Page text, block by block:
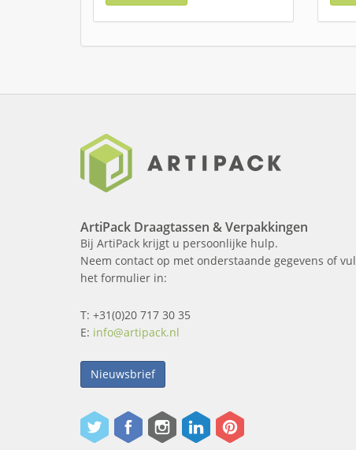
ArtiPack Draagtassen & Verpakkingen
Bij ArtiPack krijgt u persoonlijke hulp.
Neem contact op met onderstaande gegevens of vul
het formulier in:
T: +31(0)20 717 30 35
E: info@artipack.nl
Nieuwsbrief